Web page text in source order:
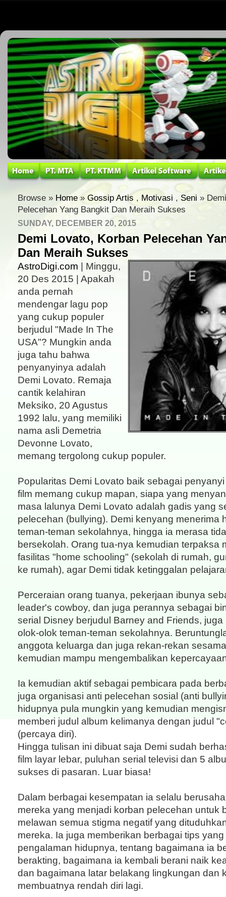
Browse » Home » Gossip Artis , Motivasi , Seni »
Pelecehan Yang Bangkit Dan Meraih Sukses
SUNDAY, DECEMBER 20, 2015
Demi Lovato, Korban Pelecehan
Dan Meraih Sukses
AstroDigi.com | Minggu,
20 Des 2015 | Apakah
anda pernah
mendengar lagu pop
yang cukup populer
berjudul "Made In The
USA"? Mungkin anda
juga tahu bahwa
penyanyinya adalah
Demi Lovato. Remaja
cantik kelahiran
Meksiko, 20 Agustus
1992 lalu, yang memiliki
nama asli Demetria
Devonne Lovato,
memang tergolong cukup populer.
Popularitas Demi Lovato baik sebagai
film memang cukup mapan, siapa yang
masa lalunya Demi Lovato adalah gadis yang
pelecehan (bullying). Demi kenyang menerima
teman-teman sekolahnya, hingga ia merasa
bersekolah. Orang tua-nya kemudian terpaksa
fasilitas "home schooling" (sekolah di rumah,
ke rumah), agar Demi tidak ketinggalan
Perceraian orang tuanya, pekerjaan ibunya
leader's cowboy, dan juga perannya sebagai
serial Disney berjudul Barney and Friends,
olok-olok teman-teman sekolahnya.
anggota keluarga dan juga rekan-rekan
kemudian mampu mengembalikan
Ia kemudian aktif sebagai pembicara pada
juga organisasi anti pelecehan sosial (anti
hidupnya pula mungkin yang kemudian
memberi judul album kelimanya dengan judul
(percaya diri).
Hingga tulisan ini dibuat saja Demi sudah
film layar lebar, puluhan serial televisi dan 5
sukses di pasaran. Luar biasa!
Dalam berbagai kesempatan ia selalu
mereka yang menjadi korban pelecehan untuk
melawan semua stigma negatif yang
mereka. Ia juga memberikan berbagai tips
pengalaman hidupnya, tentang bagaimana ia
berakting, bagaimana ia kembali berani naik
dan bagaimana latar belakang lingkungan dan
membuatnya rendah diri lagi.